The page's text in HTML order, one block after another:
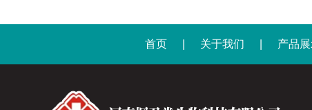
首页 关于我们 产品